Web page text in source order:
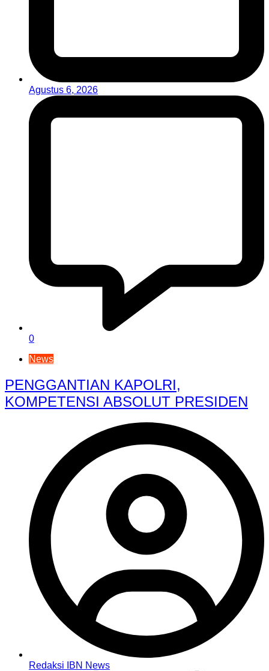
Agustus 6, 2026
0
News
PENGGANTIAN KAPOLRI,
KOMPETENSI ABSOLUT PRESIDEN
Redaksi IBN News